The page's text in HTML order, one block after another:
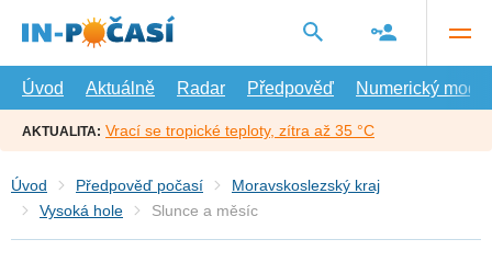
hlavní
Úvod
Aktuálně Radar Předpověď Numerický model
AKTUALITA: Vrací se tropické teploty, zítra až 35 °C
Úvod Předpověď počasí
Moravskoslezský kraj
Vysoká hole
Slunce a měsíc